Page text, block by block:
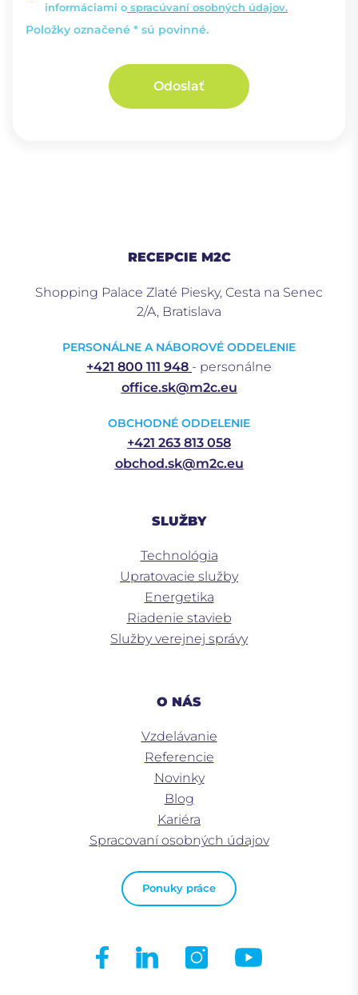
informáciami o spracúvaní osobných údajov.
Položky označené * sú povinné.
Odoslať
RECEPCIE M2C
Shopping Palace Zlaté Piesky, Cesta na Senec
2/A, Bratislava
PERSONÁLNE A NÁBOROVÉ ODDELENIE
+421 800 111 948 - personálne
office.sk@m2c.eu
OBCHODNÉ ODDELENIE
+421 263 813 058
obchod.sk@m2c.eu
SLUŽBY
Technológia
Upratovacie služby
Energetika
Riadenie stavieb
Služby verejnej správy
O NÁS
Vzdelávanie
Referencie
Novinky
Blog
Kariéra
Spracovaní osobných údajov
Ponuky práce